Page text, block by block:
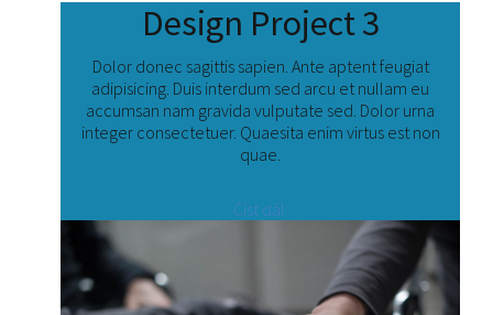
Design Project 3
Dolor donec sagittis sapien. Ante aptent feugiat
adipisicing. Duis interdum sed arcu et nullam eu
accumsan nam gravida vulputate sed. Dolor urna
integer consectetuer. Quaesita enim virtus est non
quae.
Číst dál: